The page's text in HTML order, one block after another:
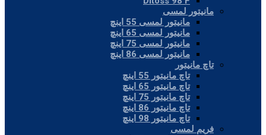
مانیتور لمسی
مانیتور لمسی 55 اینچ
مانیتور لمسی 65 اینچ
مانیتور لمسی 75 اینچ
مانیتور لمسی 86 اینچ
تاچ مانیتور
تاچ مانیتور 55 اینچ
تاچ مانیتور 65 اینچ
تاچ مانیتور 75 اینچ
تاچ مانیتور 86 اینچ
تاچ مانیتور 98 اینچ
فریم لمسی